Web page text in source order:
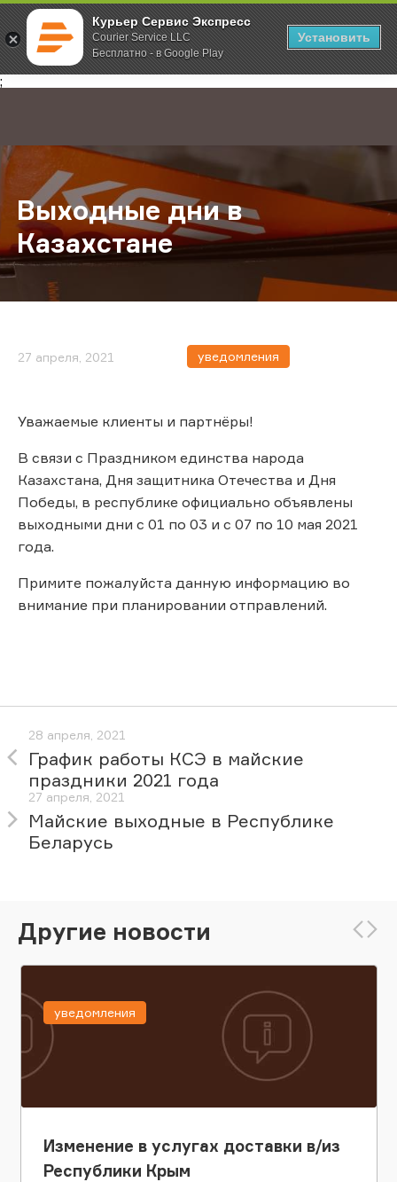
Курьер Сервис Экспресс
Courier Service LLC
Бесплатно - в Google Play
Установить
;
Главная О компании Новости Выходные дни в Казахстане
Выходные дни в
Казахстане
27 апреля, 2021 уведомления
Уважаемые клиенты и партнёры!
В связи с Праздником единства народа
Казахстана, Дня защитника Отечества и Дня
Победы, в республике официально объявлены
выходными дни с 01 по 03 и с 07 по 10 мая 2021
года.
Примите пожалуйста данную информацию во
внимание при планировании отправлений.
28 апреля, 2021
График работы КСЭ в майские
праздники 2021 года
27 апреля, 2021
Майские выходные в Республике
Беларусь
Другие новости
Изменение в услугах доставки в/из
Республики Крым
уведомления